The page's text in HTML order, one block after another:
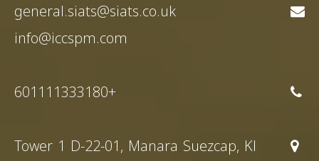
general.siats@siats.co.uk
info@iccspm.com
+601111333180
Tower 1 D-22-01, Manara Suezcap, Kl